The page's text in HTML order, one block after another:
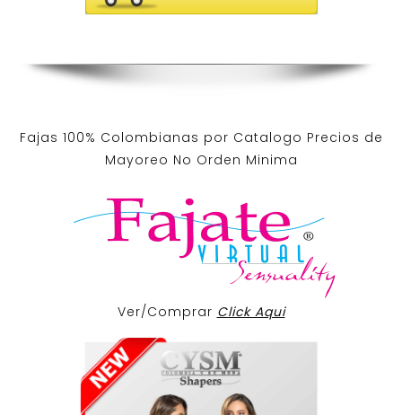
Fajas 100% Colombianas por Catalogo Precios de
Mayoreo No Orden Minima
Ver/Comprar Click Aqui